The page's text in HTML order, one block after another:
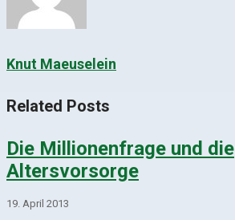
Knut Maeuselein
Related Posts
Die Millionenfrage und die
Altersvorsorge
19. April 2013